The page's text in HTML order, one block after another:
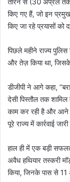
किए गए हैं, जो इन
किए जा रहे प्रयासों को
पिछले महीने राज्य
और तेज़ किया था, जिसके
डीजीपी ने आगे कहा,
देसी पिस्तौल तक
काम कर रही है और आने
पूरे राज्य में कार्रवाई
हाल ही में एक बड़ी
अवैध हथियार तस्करी
किया, जिनके पास से 11